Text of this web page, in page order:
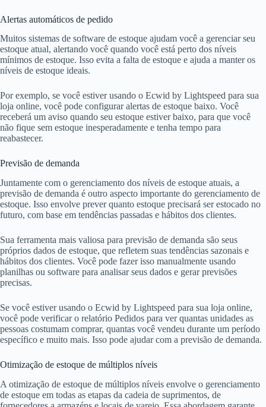
Alertas automáticos de pedido
Muitos sistemas de software de estoque ajudam você a gerenciar seu
estoque atual, alertando você quando você está perto dos níveis
mínimos de estoque. Isso evita a falta de estoque e ajuda a manter os
níveis de estoque ideais.
Por exemplo, se você estiver usando o Ecwid by Lightspeed para sua
loja online, você pode configurar alertas de estoque baixo. Você
receberá um aviso quando seu estoque estiver baixo, para que você
não fique sem estoque inesperadamente e tenha tempo para
reabastecer.
Previsão de demanda
Juntamente com o gerenciamento dos níveis de estoque atuais, a
previsão de demanda é outro aspecto importante do gerenciamento de
estoque. Isso envolve prever quanto estoque precisará ser estocado no
futuro, com base em tendências passadas e hábitos dos clientes.
Sua ferramenta mais valiosa para previsão de demanda são seus
próprios dados de estoque, que refletem suas tendências sazonais e
hábitos dos clientes. Você pode fazer isso manualmente usando
planilhas ou software para analisar seus dados e gerar previsões
precisas.
Se você estiver usando o Ecwid by Lightspeed para sua loja online,
você pode verificar o relatório Pedidos para ver quantas unidades as
pessoas costumam comprar, quantas você vendeu durante um período
específico e muito mais. Isso pode ajudar com a previsão de demanda.
Otimização de estoque de múltiplos níveis
A otimização de estoque de múltiplos níveis envolve o gerenciamento
de estoque em todas as etapas da cadeia de suprimentos, de